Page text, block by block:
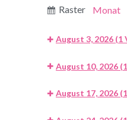
Anzeigen
Raster Monat
August 3, 2026 (1
August 10, 2026
August 17, 2026